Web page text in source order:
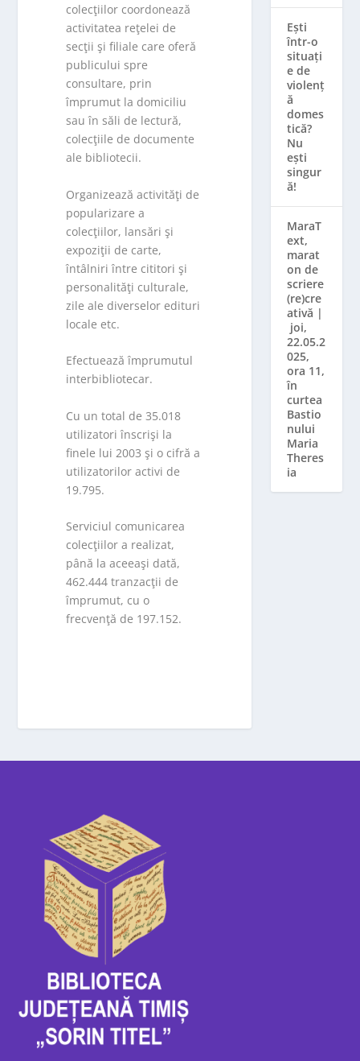
colecţiilor coordonează
activitatea reţelei de
secţii şi filiale care oferă
publicului spre
consultare, prin
împrumut la domiciliu
sau în săli de lectură,
colecţiile de documente
ale bibliotecii.
Organizează activităţi de
popularizare a
colecţiilor, lansări şi
expoziţii de carte,
întâlniri între cititori şi
personalităţi culturale,
zile ale diverselor edituri
locale etc.
Efectuează împrumutul
interbibliotecar.
Cu un total de 35.018
utilizatori înscrişi la
finele lui 2003 şi o cifră a
utilizatorilor activi de
19.795.
Serviciul comunicarea
colecţiilor a realizat,
până la aceeaşi dată,
462.444 tranzacţii de
împrumut, cu o
frecvenţă de 197.152.
Ești
într-o
situați
e de
violenț
ă
domes
tică?
Nu
ești
singur
ă!
MaraT
ext,
marat
on de
scriere
(re)cre
ativă |
joi,
22.05.2
025,
ora 11,
în
curtea
Bastio
nului
Maria
Theres
ia